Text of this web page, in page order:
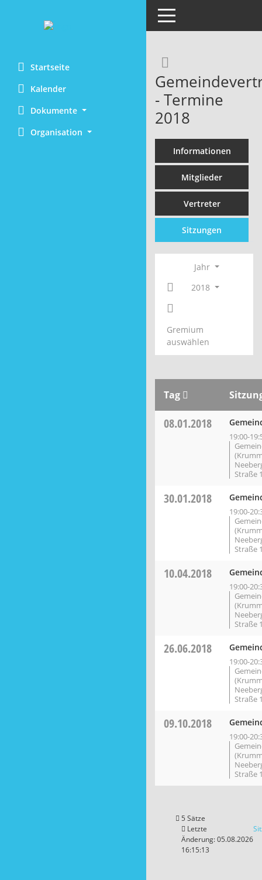
Startseite
Kalender
Dokumente
Organisation
Toggle navigation
- Termine
2018
Informationen
Mitglieder
Vertreter
Sitzungen
Jahr
2018
Gremium
auswählen
Tag
08.01.2018
19:00-
Straße
30.01.2018
19:00-
Straße
10.04.2018
19:00-
Straße
26.06.2018
19:00-
Straße
09.10.2018
19:00-
Straße
5 Sätze
Letzte
Änderung: 05.08.2026
16:15:13